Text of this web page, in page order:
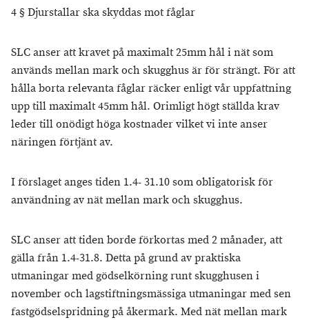
4 § Djurstallar ska skyddas mot fåglar
SLC anser att kravet på maximalt 25mm hål i nät som
används mellan mark och skugghus är för strängt. För att
hålla borta relevanta fåglar räcker enligt vår uppfattning
upp till maximalt 45mm hål. Orimligt högt ställda krav
leder till onödigt höga kostnader vilket vi inte anser
näringen förtjänt av.
I förslaget anges tiden 1.4- 31.10 som obligatorisk för
användning av nät mellan mark och skugghus.
SLC anser att tiden borde förkortas med 2 månader, att
gälla från 1.4-31.8. Detta på grund av praktiska
utmaningar med gödselkörning runt skugghusen i
november och lagstiftningsmässiga utmaningar med sen
fastgödselspridning på åkermark. Med nät mellan mark